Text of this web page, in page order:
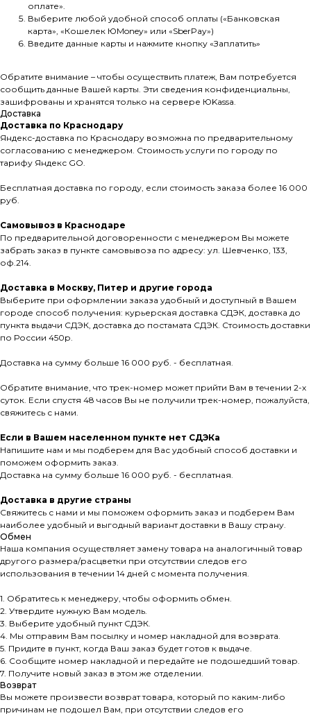
оплате».
Выберите любой удобной способ оплаты («Банковская
карта», «Кошелек ЮMoney» или «SberPay»)
Введите данные карты и нажмите кнопку «Заплатить»
Обратите внимание – чтобы осуществить платеж, Вам потребуется
сообщить данные Вашей карты. Эти сведения конфиденциальны,
зашифрованы и хранятся только на сервере ЮKassа.
Доставка
Доставка по Краснодару
Яндекс-доставка по Краснодару возможна по предварительному
согласованию с менеджером. Стоимость услуги по городу по
тарифу Яндекс GO.
Бесплатная доставка по городу, если стоимость заказа более 16 000
руб.
Самовывоз в Краснодаре
По предварительной договоренности с менеджером Вы можете
забрать заказ в пункте самовывоза по адресу: ул. Шевченко, 133,
оф.214.
Доставка в Москву, Питер и другие города
Выберите при оформлении заказа удобный и доступный в Вашем
городе способ получения: курьерская доставка СДЭК, доставка до
пункта выдачи СДЭК, доставка до постамата СДЭК. Стоимость доставки
по России 450р.
Доставка на сумму больше 16 000 руб. - бесплатная.
Обратите внимание, что трек-номер может прийти Вам в течении 2-х
суток. Если спустя 48 часов Вы не получили трек-номер, пожалуйста,
свяжитесь с нами.
Если в Вашем населенном пункте нет СДЭКа
Напишите нам и мы подберем для Вас удобный способ доставки и
поможем оформить заказ.
Доставка на сумму больше 16 000 руб. - бесплатная.
Доставка в другие страны
Свяжитесь с нами и мы поможем оформить заказ и подберем Вам
наиболее удобный и выгодный вариант доставки в Вашу страну.
Обмен
Наша компания осуществляет замену товара на аналогичный товар
другого размера/расцветки при отсутствии следов его
использования в течении 14 дней с момента получения.
1. Обратитесь к менеджеру, чтобы оформить обмен.
2. Утвердите нужную Вам модель.
3. Выберите удобный пункт СДЭК.
4. Мы отправим Вам посылку и номер накладной для возврата.
5. Придите в пункт, когда Ваш заказ будет готов к выдаче.
6. Сообщите номер накладной и передайте не подошедший товар.
7. Получите новый заказ в этом же отделении.
Возврат
Вы можете произвести возврат товара, который по каким-либо
причинам не подошел Вам, при отсутствии следов его